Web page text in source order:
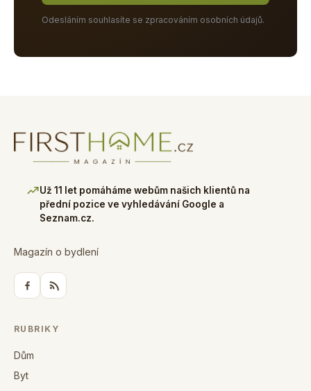
Odesláním souhlasíte se zpracováním osobních údajů.
Už 11 let pomáháme webům našich klientů na
přední pozice ve vyhledávání Google a
Seznam.cz.
Magazín o bydlení
RUBRIKY
Dům
Byt